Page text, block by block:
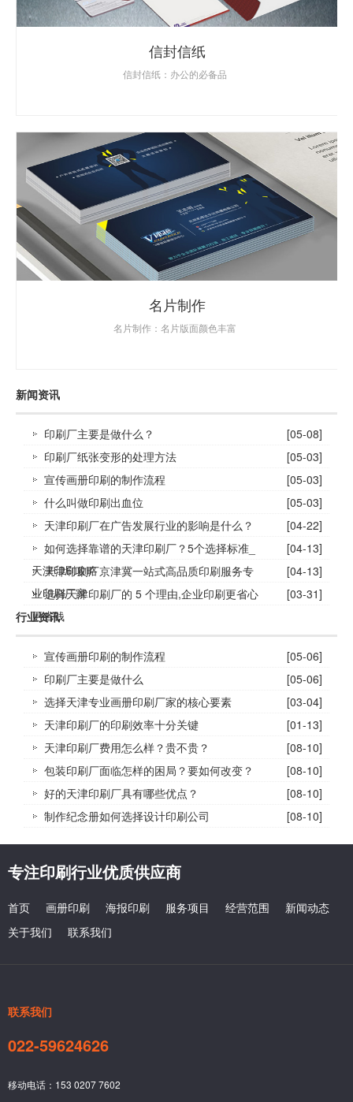
信封信纸
信封信纸：办公的必备品
名片制作
名片制作：名片版面颜色丰富
新闻资讯
印刷厂主要是做什么？
[05-08]
印刷厂纸张变形的处理方法
[05-03]
宣传画册印刷的制作流程
[05-03]
什么叫做印刷出血位
[05-03]
天津印刷厂在广告发展行业的影响是什么？
[04-22]
如何选择靠谱的天津印刷厂？5个选择标准_
天津印刷攻略
[04-13]
天津印刷厂京津冀一站式高品质印刷服务专
业印刷厂家
[04-13]
选择天津印刷厂的 5 个理由,企业印刷更省心
更省钱
[03-31]
行业资讯
宣传画册印刷的制作流程
[05-06]
印刷厂主要是做什么
[05-06]
选择天津专业画册印刷厂家的核心要素
[03-04]
天津印刷厂的印刷效率十分关键
[01-13]
天津印刷厂费用怎么样？贵不贵？
[08-10]
包装印刷厂面临怎样的困局？要如何改变？
[08-10]
好的天津印刷厂具有哪些优点？
[08-10]
制作纪念册如何选择设计印刷公司
[08-10]
专注印刷行业优质供应商
首页 画册印刷 海报印刷 服务项目 经营范围
新闻动态
关于我们
联系我们
联系我们
022-59624626
移动电话：153 0207 7602